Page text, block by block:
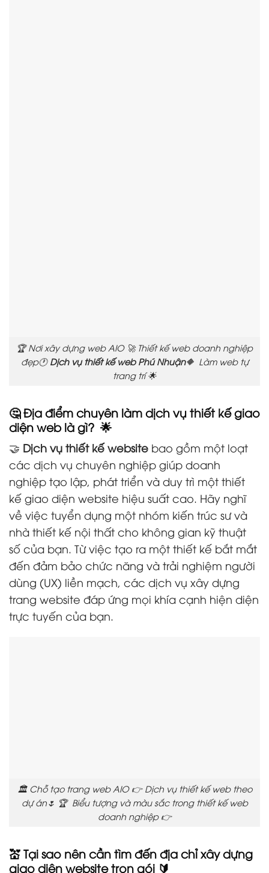
🏆 Nơi xây dựng web AIO 🚀 Thiết kế web doanh nghiệp
đẹp🕐 Dịch vụ thiết kế web Phú Nhuận🔶 Làm web tự
trang trí 🌟
🤔 Địa điểm chuyên làm dịch vụ thiết kế giao
diện web là gì? 🌟
🤝 Dịch vụ thiết kế website bao gồm một loạt
các dịch vụ chuyên nghiệp giúp doanh
nghiệp tạo lập, phát triển và duy trì một thiết
kế giao diện website hiệu suất cao. Hãy nghĩ
về việc tuyển dụng một nhóm kiến trúc sư và
nhà thiết kế nội thất cho không gian kỹ thuật
số của bạn. Từ việc tạo ra một thiết kế bắt mắt
đến đảm bảo chức năng và trải nghiệm người
dùng (UX) liền mạch, các dịch vụ xây dựng
trang website đáp ứng mọi khía cạnh hiện diện
trực tuyến của bạn.
🏛️ Chỗ tạo trang web AIO 👉 Dịch vụ thiết kế web theo
dự án🌷 🏆 Biểu tượng và màu sắc trong thiết kế web
doanh nghiệp 👉
💒 Tại sao nên cần tìm đến địa chỉ xây dựng
giao diện website trọn gói 🔰